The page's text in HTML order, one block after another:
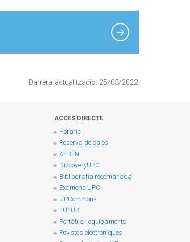
Darrera actualització: 25/03/2022
ACCÉS DIRECTE
Horaris
Reserva de sales
APRÈN
DiscoveryUPC
Bibliografia recomanada
Exàmens UPC
UPCommons
FUTUR
Portàtils i equipaments
Revistes electròniques